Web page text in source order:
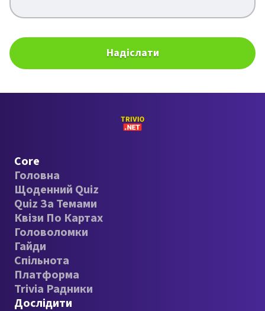
Надіслати
Core
Головна
Щоденний Quiz
Quiz За Темами
Квізи По Картах
Головоломки
Гайди
Спільнота
Платформа
Trivia Радники
Дослідити